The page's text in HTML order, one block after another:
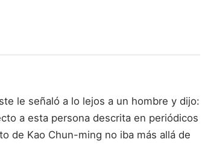
le señaló a lo lejos a un hombre y dijo:
a esta persona descrita en periódicos
de Kao Chun-ming no iba más allá de